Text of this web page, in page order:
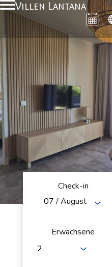
Villen Lantana
Check-in
07 / August
Erwachsene